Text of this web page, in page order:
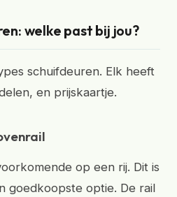
welke past bij jou?
schuifdeuren. Elk heeft
en prijskaartje.
op een rij. Dit is
goedkoopste optie. De rail